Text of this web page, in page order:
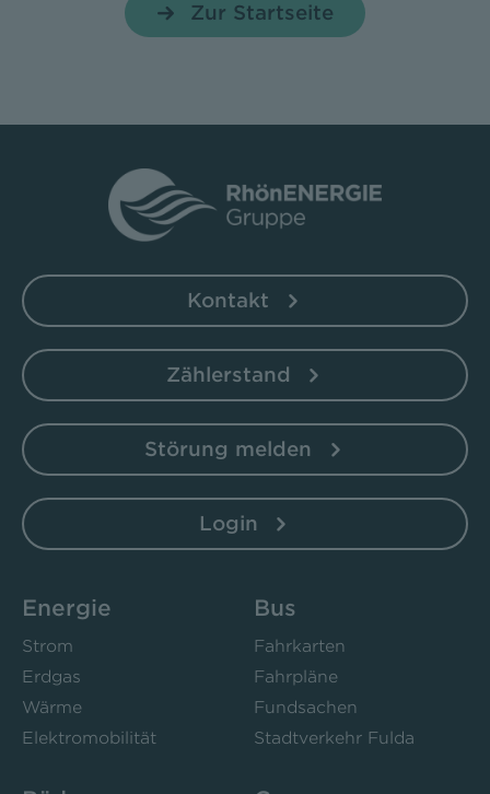
Zur Startseite
Kontakt
Zählerstand
Störung melden
Login
Energie
Strom
Erdgas
Wärme
Elektromobilität
Bus
Fahrkarten
Fahrpläne
Fundsachen
Stadtverkehr Fulda